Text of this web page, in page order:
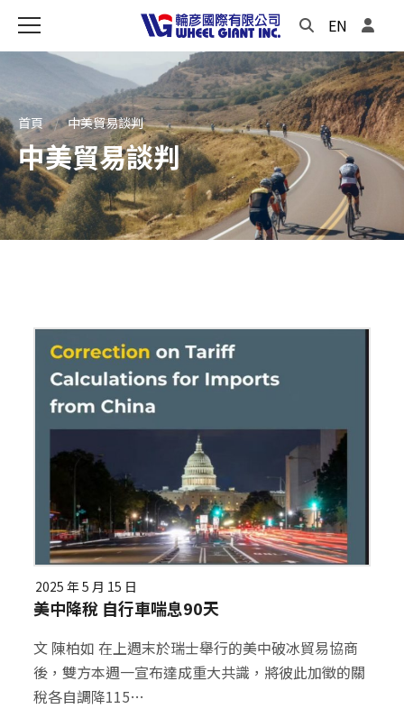
EN
首頁 中美貿易談判
中美貿易談判
2025 年 5 月 15 日
美中降稅 自行車喘息90天
文 陳柏如 在上週末於瑞士舉行的美中破冰貿易協商
後，雙方本週一宣布達成重大共識，將彼此加徵的關
稅各自調降115…